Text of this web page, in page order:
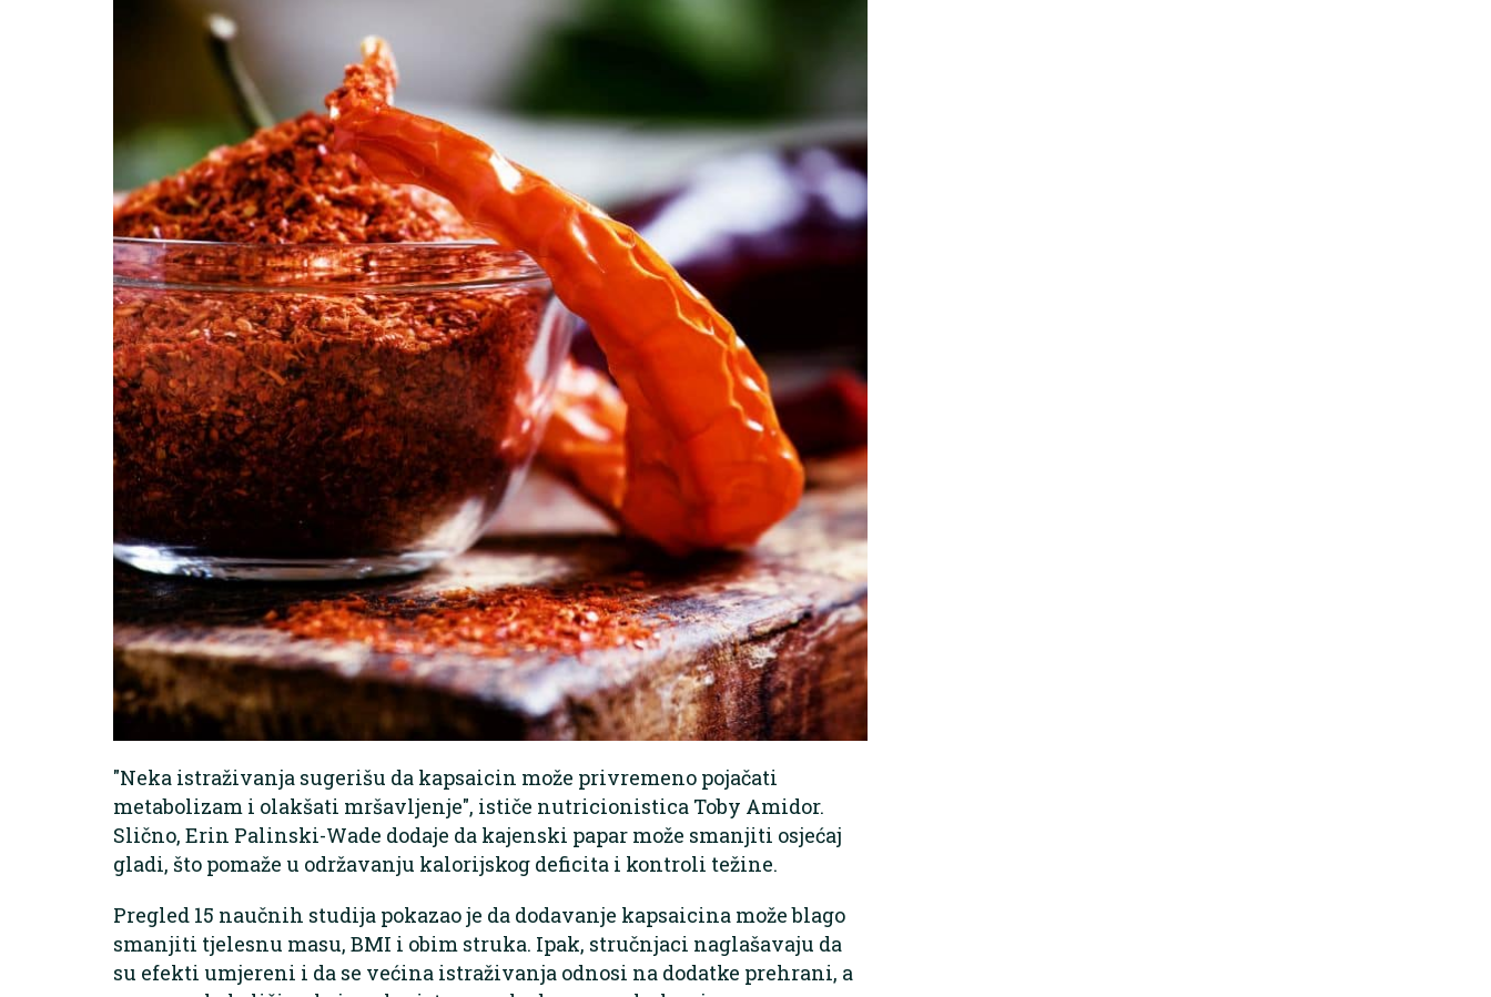
"Neka istraživanja sugerišu da kapsaicin može privremeno pojačati
metabolizam i olakšati mršavljenje", ističe nutricionistica Toby Amidor.
Slično, Erin Palinski-Wade dodaje da kajenski papar može smanjiti osjećaj
gladi, što pomaže u održavanju kalorijskog deficita i kontroli težine.
Pregled 15 naučnih studija pokazao je da dodavanje kapsaicina može blago
smanjiti tjelesnu masu, BMI i obim struka. Ipak, stručnjaci naglašavaju da
su efekti umjereni i da se većina istraživanja odnosi na dodatke prehrani, a